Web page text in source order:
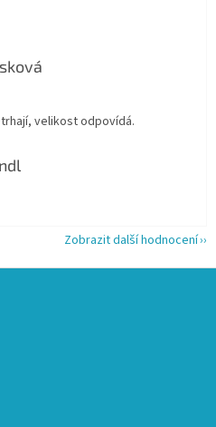
je 5 z 5 hvězdiček.
velikost odpovídá.
je 5 z 5 hvězdiček.
Zobrazit další hodnocení